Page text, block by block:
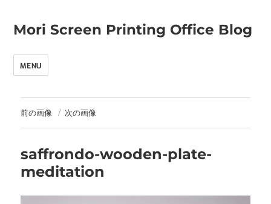
Mori Screen Printing Office Blog
MENU
前の画像 次の画像
saffrondo-wooden-plate-
meditation